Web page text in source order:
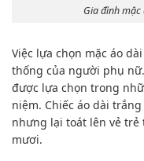
Gia đình
Việc lựa chọn mặc áo
thống của người phụ
được lựa chọn trong
niệm. Chiếc áo dài
nhưng lại toát lên vẻ
mươi.